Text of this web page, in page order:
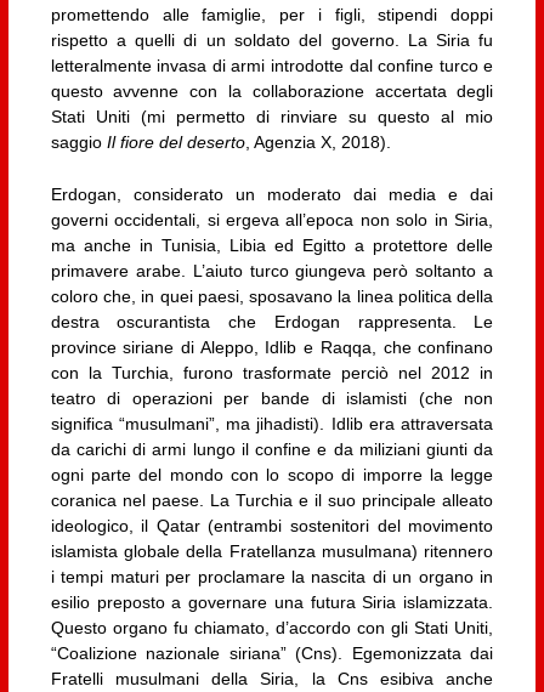
promettendo alle famiglie, per i figli, stipendi doppi
rispetto a quelli di un soldato del governo. La Siria fu
letteralmente invasa di armi introdotte dal confine turco e
questo avvenne con la collaborazione accertata degli
Stati Uniti (mi permetto di rinviare su questo al mio
saggio Il fiore del deserto, Agenzia X, 2018).
Erdogan, considerato un moderato dai media e dai
governi occidentali, si ergeva all’epoca non solo in Siria,
ma anche in Tunisia, Libia ed Egitto a protettore delle
primavere arabe. L’aiuto turco giungeva però soltanto a
coloro che, in quei paesi, sposavano la linea politica della
destra oscurantista che Erdogan rappresenta. Le
province siriane di Aleppo, Idlib e Raqqa, che confinano
con la Turchia, furono trasformate perciò nel 2012 in
teatro di operazioni per bande di islamisti (che non
significa “musulmani”, ma jihadisti). Idlib era attraversata
da carichi di armi lungo il confine e da miliziani giunti da
ogni parte del mondo con lo scopo di imporre la legge
coranica nel paese. La Turchia e il suo principale alleato
ideologico, il Qatar (entrambi sostenitori del movimento
islamista globale della Fratellanza musulmana) ritennero
i tempi maturi per proclamare la nascita di un organo in
esilio preposto a governare una futura Siria islamizzata.
Questo organo fu chiamato, d’accordo con gli Stati Uniti,
“Coalizione nazionale siriana” (Cns). Egemonizzata dai
Fratelli musulmani della Siria, la Cns esibiva anche